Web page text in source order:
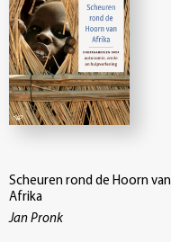
Scheuren rond de Hoorn van
Afrika
Jan Pronk